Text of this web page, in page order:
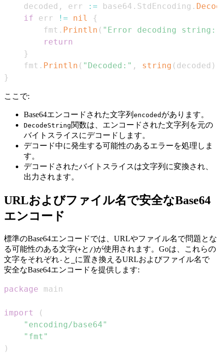
    decoded
, err := base64 . StdEncoding .
if err != nil
{
        fmt
. Println ( "Error decoding string:"
return
}
    fmt
. Println ( "Decoded:" , string ( decoded )
}
ここで:
Base64エンコードされた文字列 encoded があります。
DecodeString関数は、エンコードされた文字列を元の
バイトスライスにデコードします。
デコード中に発生する可能性のあるエラーを処理しま
す。
デコードされたバイトスライスは文字列に変換され、
出力されます。
URLおよびファイル名で安全なBase64
エンコード
標準のBase64エンコードでは、URLやファイル名で問題とな
る可能性のある文字(+と /)が使用されます。Goは、これらの
文字をそれぞれ- と
に置き換えるURLおよびファイル名で
安全なBase64エンコードを提供します:
package
import
(
"encoding/base64"
"fmt"
)